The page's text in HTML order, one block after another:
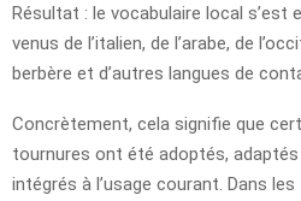
Résultat : le vocabulaire local s’est
venus de l’italien, de l’arabe, de
berbère et d’autres langues de
Concrètement, cela signifie que
tournures ont été adoptés,
intégrés à l’usage courant. Dans